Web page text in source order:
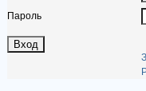
Пароль